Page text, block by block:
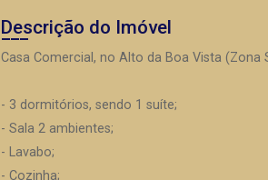
Descrição do Imóvel
Casa Comercial, no Alto da Boa Vista (Zona
- 3 dormitórios, sendo 1 suíte;
- Sala 2 ambientes;
- Lavabo;
- Cozinha;